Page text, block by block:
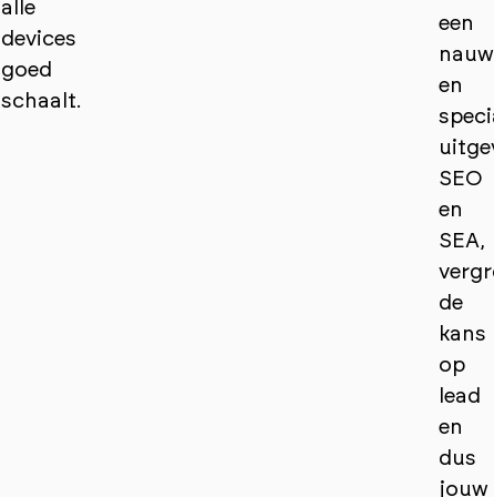
alle
devices
goed
schaalt.
een
en
SEO
en
SEA,
de
kans
op
lead
en
dus
jouw